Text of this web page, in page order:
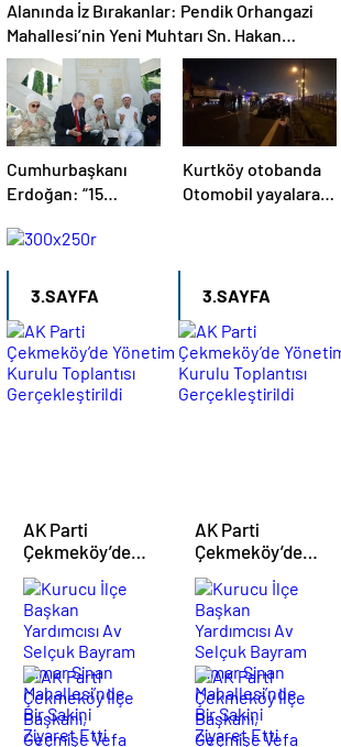
Alanında İz Bırakanlar: Pendik Orhangazi
Mahallesi’nin Yeni Muhtarı Sn. Hakan
TEKKEŞİNTEKİN’i Ziyaret Ettik
Cumhurbaşkanı
Erdoğan: “15
kahramanlık
destanıdır”
Kurtköy otobanda
Otomobil yayalara
3.SAYFA
AK Parti
Çekmeköy’de
Yönetim Kurulu
Toplantısı
Gerçekleştirildi
Kurucu
Başkan
Yardımcısı
Selçuk
Bayram
Parti
Çekmeköy
3.SAYFA
AK Parti
Çekmeköy’de
Yönetim Kurulu
Toplantısı
Gerçekleştirildi